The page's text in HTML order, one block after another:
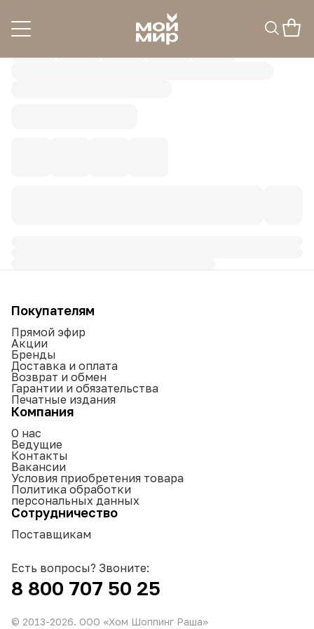
Покупателям
Прямой эфир
Акции
Бренды
Доставка и оплата
Возврат и обмен
Гарантии и обязательства
Печатные издания
Компания
О нас
Ведущие
Контакты
Вакансии
Условия приобретения товара
Политика обработки
персональных данных
Сотрудничество
Поставщикам
Есть вопросы? Звоните:
8 800 707 50 25
© 2013-2026. ООО «Хом Шоппинг Раша»